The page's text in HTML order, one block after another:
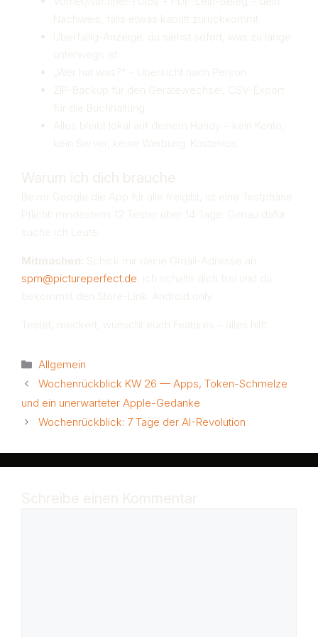
Nachweis, falls etwas kaputt zurückkommt
Überfällig-Anzeige: du siehst sofort, was zu lange
unterwegs ist
„Wer hat was?“ – Übersicht nach Person
ZIP-Backup für den Gerätewechsel, CSV-Export
für die Buchhaltung
Alles bleibt lokal auf deinem Handy – kein Konto,
kein Server, keine Werbung. Kostenlos.
Warum ich dich brauche
Bevor Google die App für alle freigibt, ist eine Testphase
Pflicht: mindestens 12 Tester über 14 Tage. Genau dafür
suche ich Leute.
Mitmachen: Schick mir deine Gmail-Adresse an
spm@pictureperfect.de , ich schalte dich frei und du
bekommst den Store-Link. Android only.
Testet, meckert, wünscht euch Features – alles hilft.
Kategorien
Allgemein
Wochenrückblick KW 26 — Apps, Token-Schmelze
und ein unerwarteter Apple-Gedanke
Wochenrückblick: 7 Tage der AI-Revolution
Schreibe einen Kommentar